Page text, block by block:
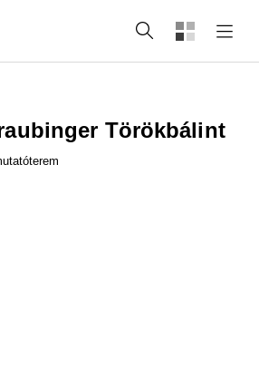
Keresés
Törökbálint